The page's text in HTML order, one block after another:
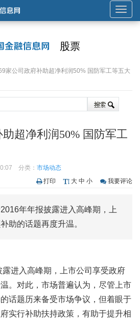
展
开
导
股票
家公司政府补助超净利润50% 国防军工等五大
超净利润50% 国防军工
分类： 市场动态
打印
大 中 小 我要评论
年年报披露进入高峰期，上
助的话题再度升温。
露进入高峰期，上市公司享受政府
。对此，市场普遍认为，尽管上市
话题历来备受市场争议，但着眼于
实行补助扶持政策，有助于提升相